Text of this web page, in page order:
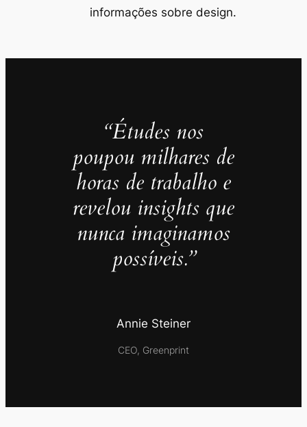
informações sobre design.
“Études nos
poupou milhares de
horas de trabalho e
revelou insights que
nunca imaginamos
possíveis.”
Annie Steiner
CEO, Greenprint